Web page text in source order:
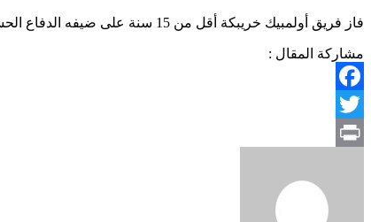
فاز فريق أولمبيك خريبكة أقل من 15 سنة على ضيفه الدفاع الحسني الجديدي في مباراة الجولة الواحدة والعشرين من البطولة الوطنية للفئات الصغرى فئة U15، بهدف دون رد وقعه اللاعب مصطفى حمدي.
مشاركة المقال :
Facebook
Twitter